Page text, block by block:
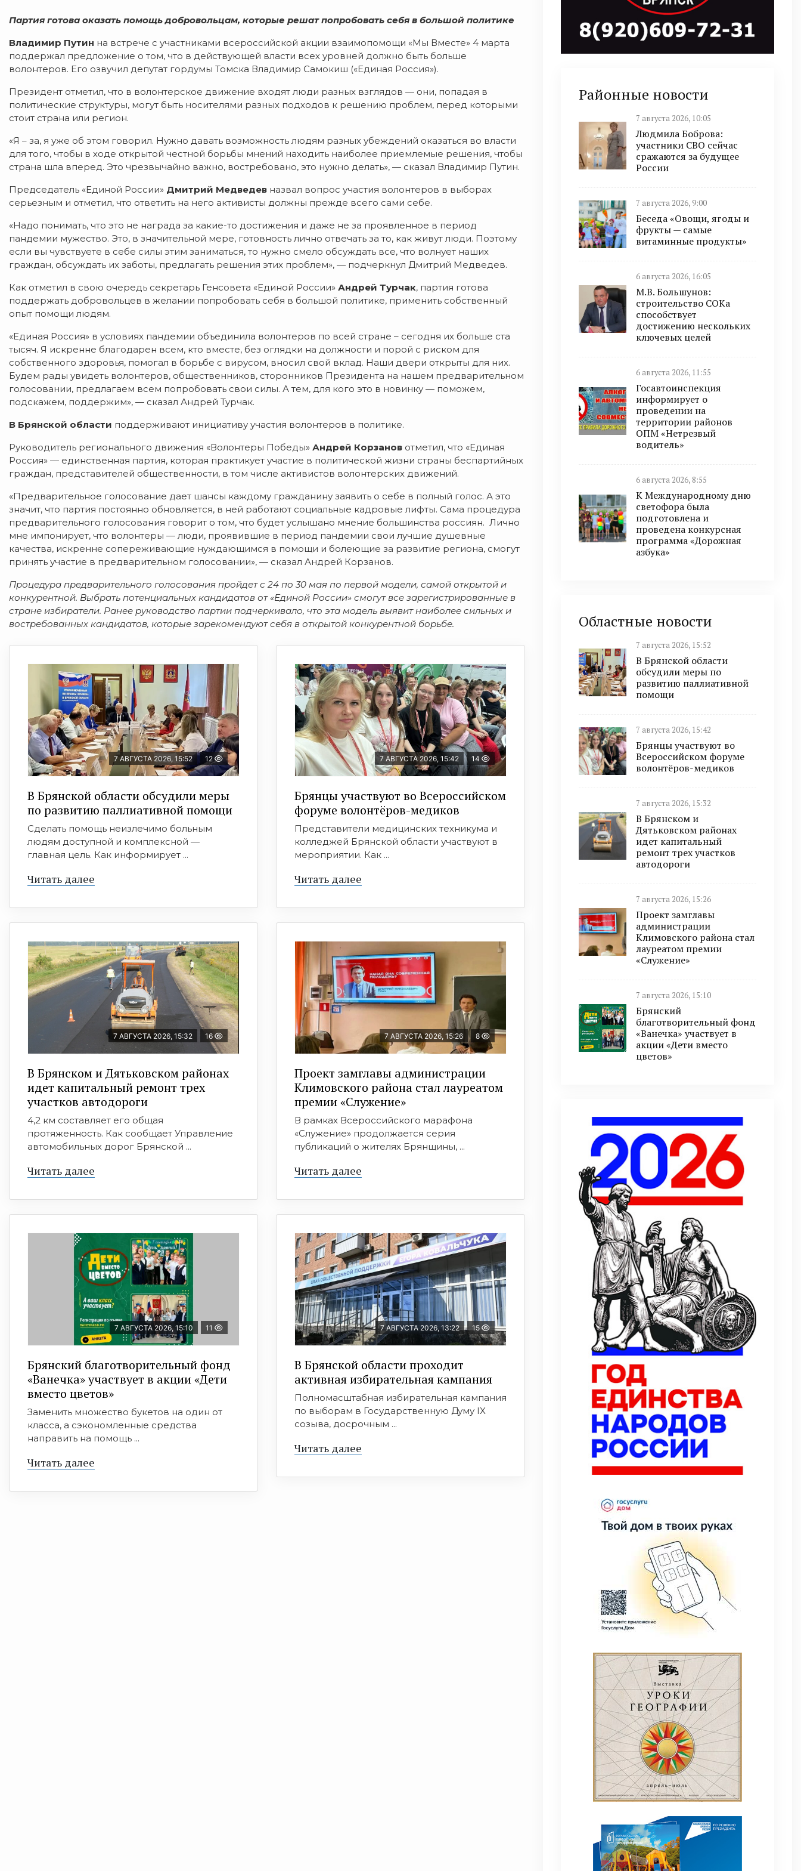
Партия готова оказать помощь добровольцам, которые решат попробовать себя в большой политике
Владимир Путин на встрече с участниками всероссийской акции взаимопомощи «Мы Вместе» 4 марта
поддержал предложение о том, что в действующей власти всех уровней должно быть больше
волонтеров. Его озвучил депутат гордумы Томска Владимир Самокиш («Единая Россия»).
Президент отметил, что в волонтерское движение входят люди разных взглядов — они, попадая в
политические структуры, могут быть носителями разных подходов к решению проблем, перед которыми
стоит страна или регион.
«Я – за, я уже об этом говорил. Нужно давать возможность людям разных убеждений оказаться во власти
для того, чтобы в ходе открытой честной борьбы мнений находить наиболее приемлемые решения, чтобы
страна шла вперед. Это чрезвычайно важно, востребовано, это нужно делать», — сказал Владимир Путин.
Председатель «Единой России» Дмитрий Медведев назвал вопрос участия волонтеров в выборах
серьезным и отметил, что ответить на него активисты должны прежде всего сами себе.
«Надо понимать, что это не награда за какие-то достижения и даже не за проявленное в период
пандемии мужество. Это, в значительной мере, готовность лично отвечать за то, как живут люди. Поэтому
если вы чувствуете в себе силы этим заниматься, то нужно смело обсуждать все, что волнует наших
граждан, обсуждать их заботы, предлагать решения этих проблем», — подчеркнул Дмитрий Медведев.
Как отметил в свою очередь секретарь Генсовета «Единой России» Андрей Турчак, партия готова
поддержать добровольцев в желании попробовать себя в большой политике, применить собственный
опыт помощи людям.
«Единая Россия» в условиях пандемии объединила волонтеров по всей стране – сегодня их больше ста
тысяч. Я искренне благодарен всем, кто вместе, без оглядки на должности и порой с риском для
собственного здоровья, помогал в борьбе с вирусом, вносил свой вклад. Наши двери открыты для них.
Будем рады увидеть волонтеров, общественников, сторонников Президента на нашем предварительном
голосовании, предлагаем всем попробовать свои силы. А тем, для кого это в новинку — поможем,
подскажем, поддержим», — сказал Андрей Турчак.
В Брянской области поддерживают инициативу участия волонтеров в политике.
Руководитель регионального движения «Волонтеры Победы» Андрей Корзанов отметил, что «Единая
Россия» — единственная партия, которая практикует участие в политической жизни страны беспартийных
граждан, представителей общественности, в том числе активистов волонтерских движений.
«Предварительное голосование дает шансы каждому гражданину заявить о себе в полный голос. А это
значит, что партия постоянно обновляется, в ней работают социальные кадровые лифты. Сама процедура
предварительного голосования говорит о том, что будет услышано мнение большинства россиян. Лично
мне импонирует, что волонтеры — люди, проявившие в период пандемии свои лучшие душевные
качества, искренне сопереживающие нуждающимся в помощи и болеющие за развитие региона, смогут
принять участие в предварительном голосовании», — сказал Андрей Корзанов.
Процедура предварительного голосования пройдет с 24 по 30 мая по первой модели, самой открытой и
конкурентной. Выбрать потенциальных кандидатов от «Единой России» смогут все зарегистрированные в
стране избиратели. Ранее руководство партии подчеркивало, что эта модель выявит наиболее сильных и
востребованных кандидатов, которые зарекомендуют себя в открытой конкурентной борьбе.
7 АВГУСТА 2026, 15:52 12
В Брянской области обсудили меры
по развитию паллиативной помощи
Сделать помощь неизлечимо больным
людям доступной и комплексной —
главная цель. Как информирует ...
Читать далее
7 АВГУСТА 2026, 15:42 14
Брянцы участвуют во Всероссийском
форуме волонтёров-медиков
Представители медицинских техникума и
колледжей Брянской области участвуют в
мероприятии. Как ...
Читать далее
7 АВГУСТА 2026, 15:32 16
В Брянском и Дятьковском районах
идет капитальный ремонт трех
участков автодороги
4,2 км составляет его общая
протяженность. Как сообщает Управление
автомобильных дорог Брянской ...
Читать далее
7 АВГУСТА 2026, 15:26 8
Проект замглавы администрации
Климовского района стал лауреатом
премии «Служение»
В рамках Всероссийского марафона
«Служение» продолжается серия
публикаций о жителях Брянщины, ...
Читать далее
7 АВГУСТА 2026, 15:10 11
Брянский благотворительный фонд
«Ванечка» участвует в акции «Дети
вместо цветов»
Заменить множество букетов на один от
класса, а сэкономленные средства
направить на помощь ...
Читать далее
7 АВГУСТА 2026, 13:22 15
В Брянской области проходит
активная избирательная кампания
Полномасштабная избирательная кампания
по выборам в Государственную Думу IX
созыва, досрочным ...
Читать далее
Районные новости
7 августа 2026, 10:05
Людмила Боброва:
участники СВО сейчас
сражаются за будущее
России
7 августа 2026, 9:00
Беседа «Овощи, ягоды и
фрукты — самые
витаминные продукты»
6 августа 2026, 16:05
М.В. Большунов:
строительство СОКа
способствует
достижению нескольких
ключевых целей
6 августа 2026, 11:55
Госавтоинспекция
информирует о
проведении на
территории районов
ОПМ «Нетрезвый
водитель»
6 августа 2026, 8:55
К Международному дню
светофора была
подготовлена и
проведена конкурсная
программа «Дорожная
азбука»
Областные новости
7 августа 2026, 15:52
В Брянской области
обсудили меры по
развитию паллиативной
помощи
7 августа 2026, 15:42
Брянцы участвуют во
Всероссийском форуме
волонтёров-медиков
7 августа 2026, 15:32
В Брянском и
Дятьковском районах
идет капитальный
ремонт трех участков
автодороги
7 августа 2026, 15:26
Проект замглавы
администрации
Климовского района стал
лауреатом премии
«Служение»
7 августа 2026, 15:10
Брянский
благотворительный фонд
«Ванечка» участвует в
акции «Дети вместо
цветов»